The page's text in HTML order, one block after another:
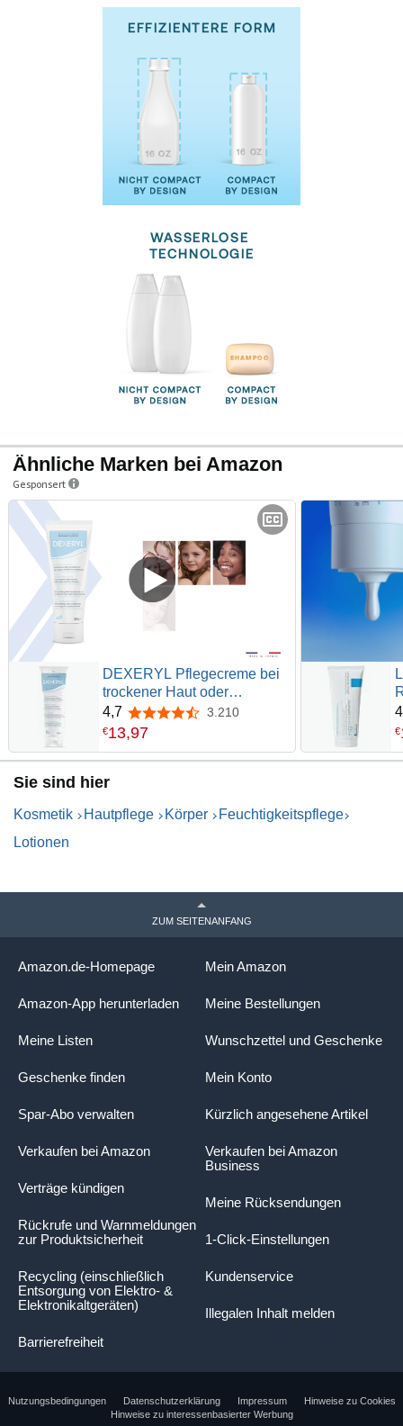
Ähnliche Marken bei Amazon
Gesponsert
DEXERYL Pflegecreme bei
trockener Haut oder
Neurodermitis, 250 g Creme
4,7 4,7 von 5 Sternen
3.210
€13,97 €
Sie sind hier
Kosmetik Hautpflege Körper
Feuchtigkeitspflege
Lotionen
ZUM SEITENANFANG
Mein Amazon
Meine Bestellungen
Wunschzettel und Geschenke
Mein Konto
Kürzlich angesehene Artikel
Verkaufen bei Amazon
Business
Meine Rücksendungen
1-Click-Einstellungen
Kundenservice
Illegalen Inhalt melden
Amazon.de-Homepage
Amazon-App herunterladen
Meine Listen
Geschenke finden
Spar-Abo verwalten
Verkaufen bei Amazon
Verträge kündigen
Rückrufe und Warnmeldungen
zur Produktsicherheit
Recycling (einschließlich
Entsorgung von Elektro- &
Elektronikaltgeräten)
Barrierefreiheit
Nutzungsbedingungen Datenschutzerklärung Impressum
Hinweise zu Cookies
Hinweise zu interessenbasierter Werbung